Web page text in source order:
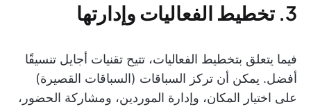
3. تخطيط الفعاليات وإدارتها
فيما يتعلق بتخطيط الفعاليات، تتيح تقنيات أجايل تنسيقًا
أفضل. يمكن أن تركز السباقات (السباقات القصيرة)
على اختيار المكان، وإدارة الموردين، ومشاركة الحضور،